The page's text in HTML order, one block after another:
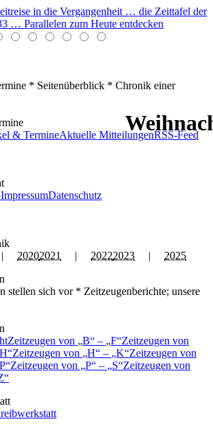
in die Vergangenheit … die Zeittafel der
… Parallelen zum Heute entdecken
* Seitenüberblick * Chronik einer
& TermineAktuelle MitteilungenRSS-Feed
ImpressumDatenschutz
20202021 | 20222023 | 2025
stellen sich vor * Zeitzeugenberichte; unsere
Zeitzeugen von B – F Zeitzeugen von
H Zeitzeugen von H – K Zeitzeugen von
P Zeitzeugen von P – S Zeitzeugen von